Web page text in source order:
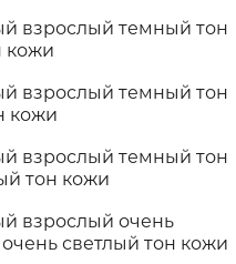
взрослый темный тон
кожи
взрослый темный тон
кожи
взрослый темный тон
тон кожи
взрослый очень
светлый тон кожи